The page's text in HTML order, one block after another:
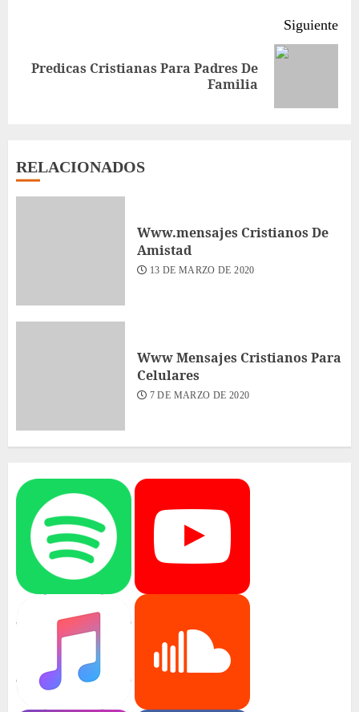
Siguiente
Siguiente
Predicas Cristianas Para Padres De
Familia
RELACIONADOS
Www.mensajes Cristianos De
Amistad
13 DE MARZO DE 2020
Www Mensajes Cristianos Para
Celulares
7 DE MARZO DE 2020